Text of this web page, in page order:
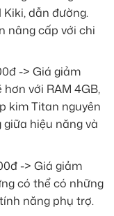
Kiki, dẫn đường.
nâng cấp với chi
-> Giá giảm
với RAM 4GB,
kim Titan nguyên
hiệu năng và
-> Giá giảm
có thể có những
năng phụ trợ.